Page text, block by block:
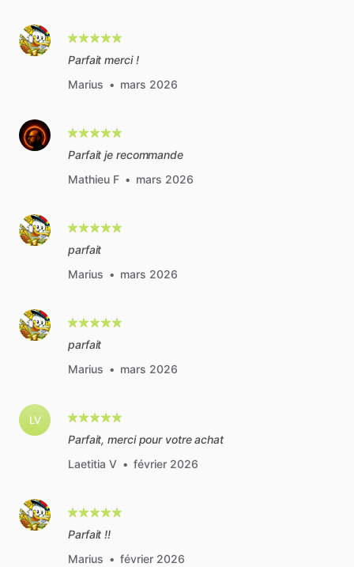
Parfait merci !
Marius • mars 2026
Parfait je recommande
Mathieu F • mars 2026
parfait
Marius • mars 2026
parfait
Marius • mars 2026
LV
Parfait, merci pour votre achat
Laetitia V • février 2026
Parfait !!
Marius • février 2026